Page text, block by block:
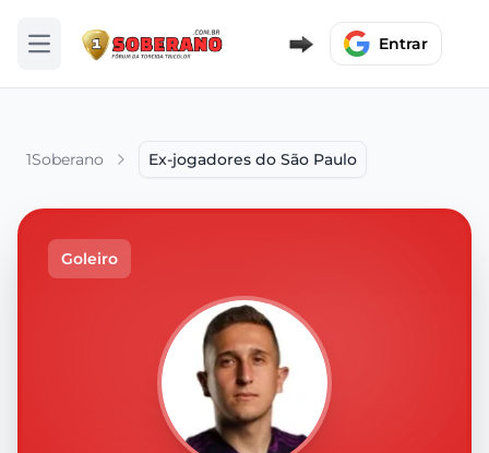
Abrir menu Entrar
1Soberano Ex-jogadores do São Paulo
Goleiro